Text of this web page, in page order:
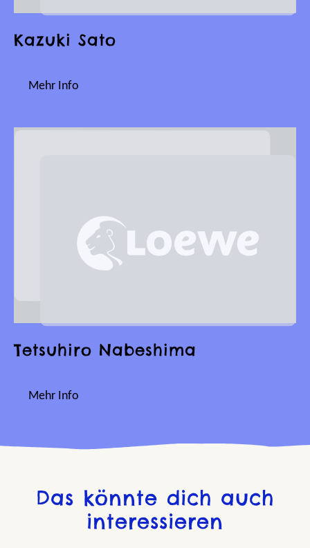
Kazuki Sato
Mehr Info
Tetsuhiro Nabeshima
Mehr Info
Das könnte dich auch
interessieren